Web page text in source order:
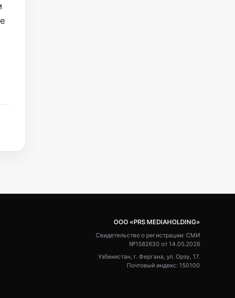
ООО «PRS MEDIAHOLDING»
Свидетельство о регистрации: СМИ
№1582630 от 14.05.2026
Узбекистан, г. Фергана, ул. Орзу, 17.
Почтовый индекс: 150100